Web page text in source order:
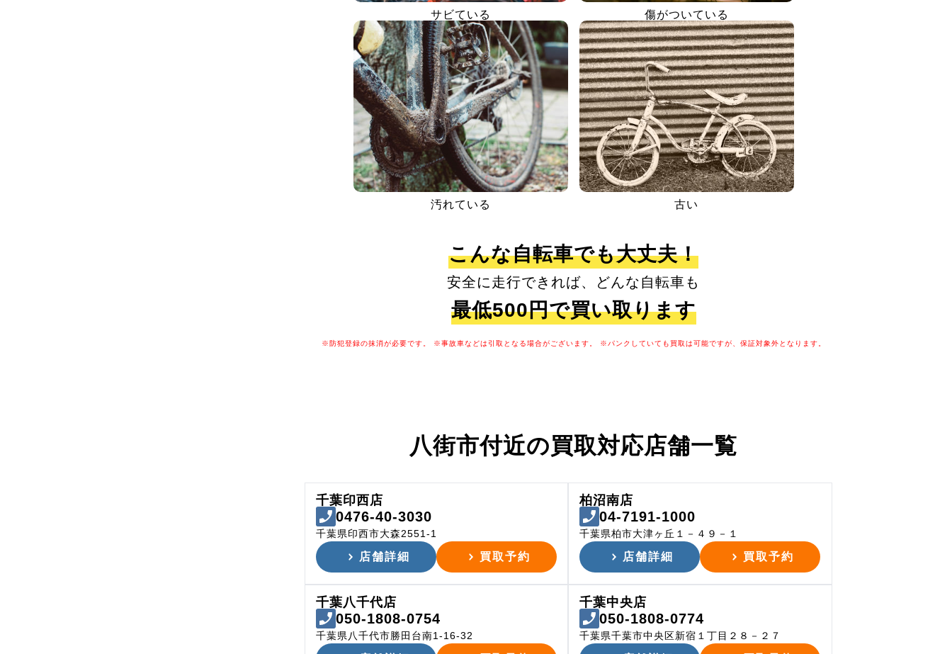
サビている 傷がついている
汚れている 古い
こんな自転車でも大丈夫！
安全に走行できれば、どんな自転車も
最低500円で買い取ります
※防犯登録の抹消が必要です。 ※事故車などは引取となる場合がございます。 ※パンクしていても買取は可能ですが、保証対象外となります。
八街市付近の買取対応店舗一覧
千葉印西店
0476-40-3030
千葉県印西市大森2551-1
店舗詳細 買取予約
柏沼南店
04-7191-1000
千葉県柏市大津ヶ丘１－４９－１
店舗詳細 買取予約
千葉八千代店
050-1808-0754
千葉県八千代市勝田台南1-16-32
千葉中央店
050-1808-0774
千葉県千葉市中央区新宿１丁目２８－２７